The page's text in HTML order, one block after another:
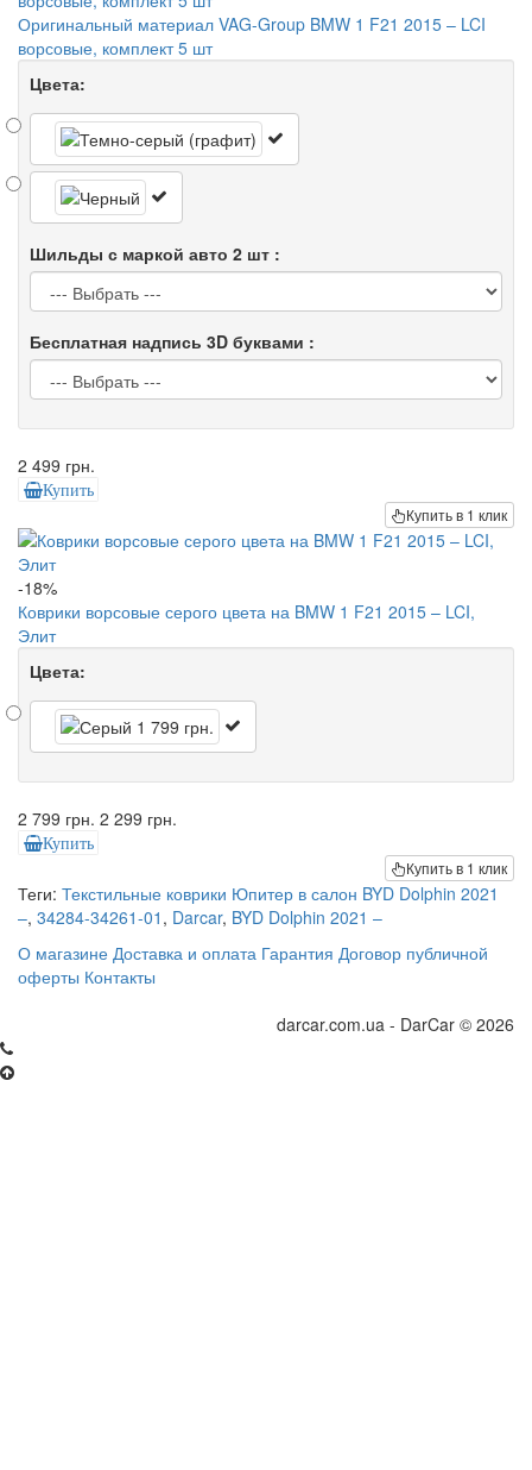
Оригинальный материал VAG-Group BMW 1 F21 2015 – LCI
ворсовые, комплект 5 шт
Цвета:
Шильды с маркой авто 2 шт :
Бесплатная надпись 3D буквами :
2 499 грн.
Купить
Купить в 1 клик
-18%
Коврики ворсовые серого цвета на BMW 1 F21 2015 – LCI,
Элит
Цвета:
2 799 грн. 2 299 грн.
Купить
Купить в 1 клик
Теги: Текстильные коврики Юпитер в салон BYD Dolphin 2021
–, 34284-34261-01 , Darcar, BYD Dolphin 2021 –
О магазине Доставка и оплата Гарантия Договор публичной
оферты Контакты
darcar.com.ua - DarCar © 2026